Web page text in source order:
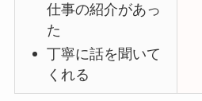
仕事の紹介があっ
た
丁寧に話を聞いて
くれる